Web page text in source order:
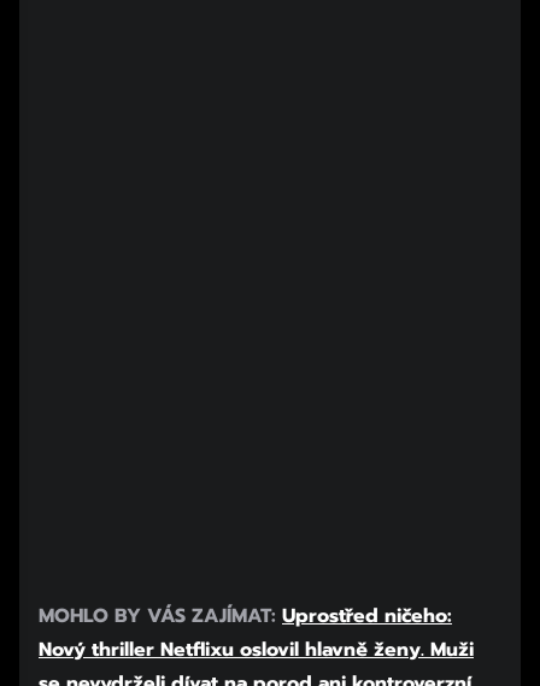
MOHLO BY VÁS ZAJÍMAT: Uprostřed ničeho:
Nový thriller Netflixu oslovil hlavně ženy. Muži